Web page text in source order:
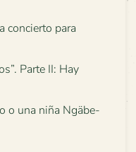
concierto para
Parte II: Hay
o una niña Ngäbe-